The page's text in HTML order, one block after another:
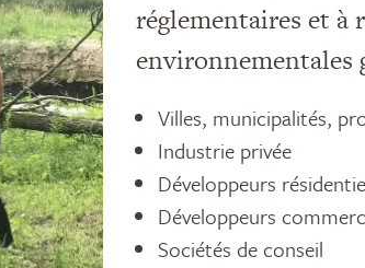
réglementaires et à
environnementales
Villes, municipalités,
Industrie privée
Développeurs
Développeurs
Sociétés de conseil